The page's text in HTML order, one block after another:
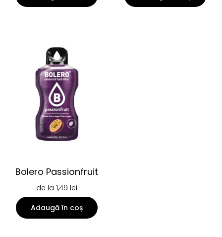
Bolero Passionfruit
de la 1,49 lei
Adaugă în coș